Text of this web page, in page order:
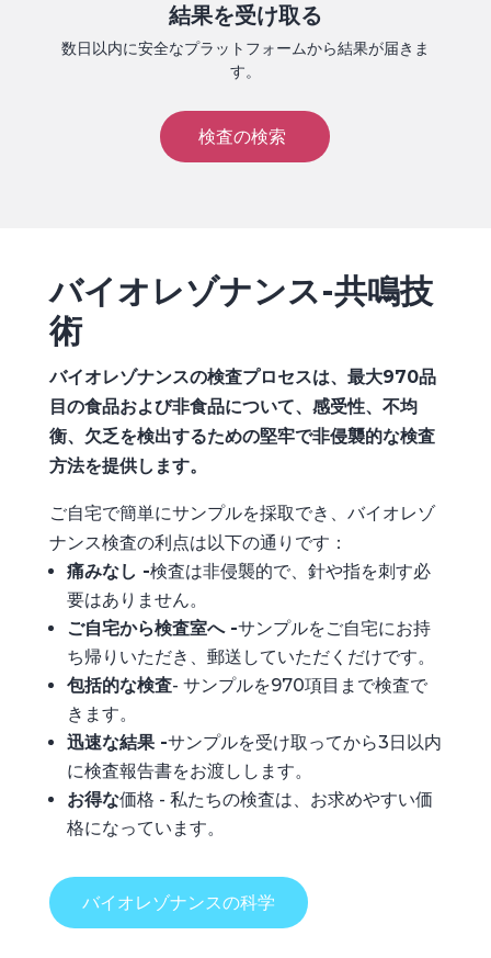
結果を受け取る
数日以内に安全なプラットフォームから結果が届きま
す。
検査の検索
バイオレゾナンス-共鳴技
術
バイオレゾナンスの検査プロセスは、最大970品
目の食品および非食品について、感受性、不均
衡、欠乏を検出するための堅牢で非侵襲的な検査
方法を提供します。
ご自宅で簡単にサンプルを採取でき、バイオレゾ
ナンス検査の利点は以下の通りです：
痛みなし -検査は非侵襲的で、針や指を刺す必
要はありません。
ご自宅から検査室へ -サンプルをご自宅にお持
ち帰りいただき、郵送していただくだけです。
包括的な検査- サンプルを970項目まで検査で
きます。
迅速な結果 -サンプルを受け取ってから3日以内
に検査報告書をお渡しします。
お得な価格 - 私たちの検査は、お求めやすい価
格になっています。
バイオレゾナンスの科学